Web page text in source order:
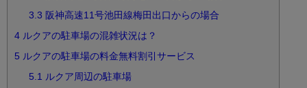
3.3 阪神高速11号池田線梅田出口からの場合
4 ルクアの駐車場の混雑状況は？
5 ルクアの駐車場の料金無料割引サービス
5.1 ルクア周辺の駐車場